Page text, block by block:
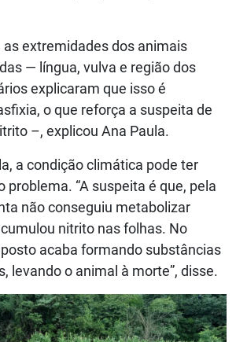
as extremidades dos animais
— língua, vulva e região dos
explicaram que isso é
o que reforça a suspeita de
–, explicou Ana Paula.
a condição climática pode ter
problema. “A suspeita é que, pela
não conseguiu metabolizar
nitrito nas folhas. No
acaba formando substâncias
levando o animal à morte”, disse.